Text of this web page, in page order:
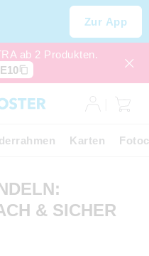
Zur App
ab 2 Produkten.
Karten
& SICHER